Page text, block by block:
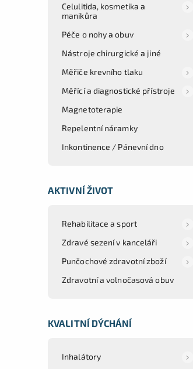
Celulitida, kosmetika a
manikůra
Péče o nohy a obuv
Nástroje chirurgické a jiné
Měřiče krevního tlaku
Měřící a diagnostické přístroje
Magnetoterapie
Repelentní náramky
Inkontinence / Pánevní dno
AKTIVNÍ ŽIVOT
Rehabilitace a sport
Zdravé sezení v kanceláři
Punčochové zdravotní zboží
Zdravotní a volnočasová obuv
KVALITNÍ DÝCHÁNÍ
Inhalátory